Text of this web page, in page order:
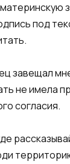
под
завещал
не имела
согласия.